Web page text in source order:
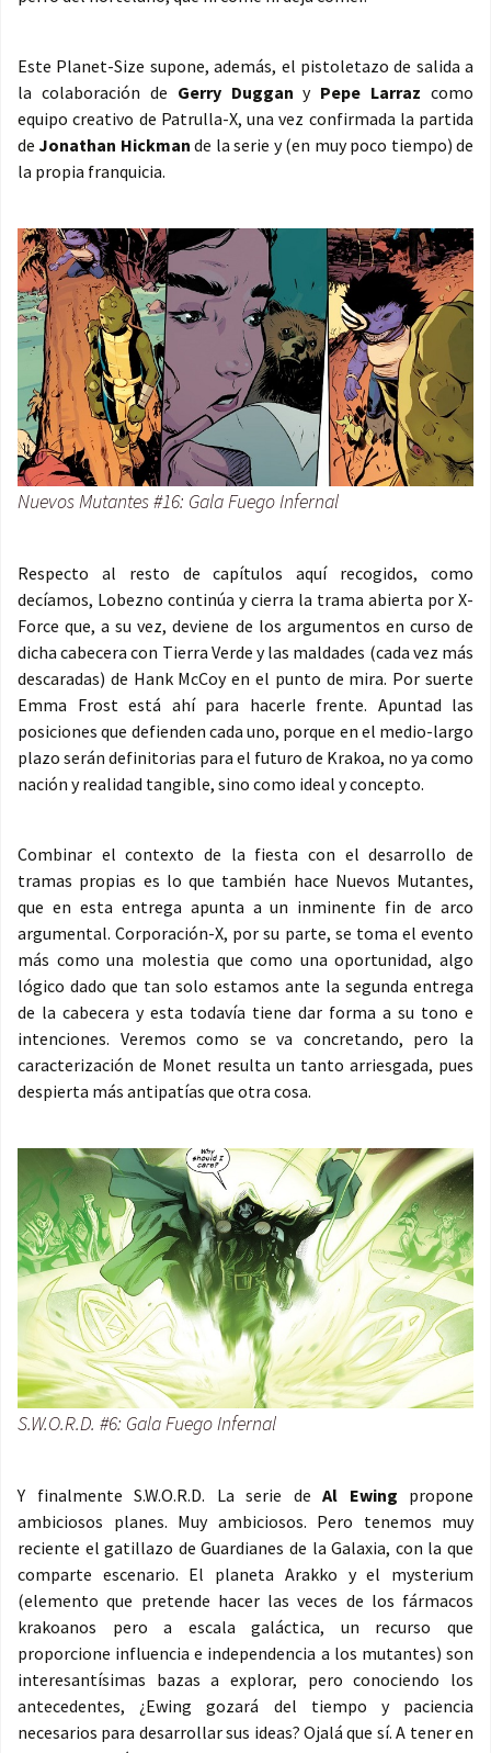
Este Planet-Size supone, además, el pistoletazo de salida a
la colaboración de Gerry Duggan y Pepe Larraz como
equipo creativo de Patrulla-X, una vez confirmada la partida
deJonathan Hickman de la serie y (en muy poco tiempo) de
la propia franquicia.
Nuevos Mutantes #16: Gala Fuego Infernal
Respecto al resto de capítulos aquí recogidos, como
decíamos, Lobezno continúa y cierra la trama abierta por X-
Force que, a su vez, deviene de los argumentos en curso de
dicha cabecera con Tierra Verde y las maldades (cada vez más
descaradas) de Hank McCoy en el punto de mira. Por suerte
Emma Frost está ahí para hacerle frente. Apuntad las
posiciones que defienden cada uno, porque en el medio-largo
plazo serán definitorias para el futuro de Krakoa, no ya como
nación y realidad tangible, sino como ideal y concepto.
Combinar el contexto de la fiesta con el desarrollo de
tramas propias es lo que también hace Nuevos Mutantes,
que en esta entrega apunta a un inminente fin de arco
argumental. Corporación-X, por su parte, se toma el evento
más como una molestia que como una oportunidad, algo
lógico dado que tan solo estamos ante la segunda entrega
de la cabecera y esta todavía tiene dar forma a su tono e
intenciones. Veremos como se va concretando, pero la
caracterización de Monet resulta un tanto arriesgada, pues
despierta más antipatías que otra cosa.
S.W.O.R.D. #6: Gala Fuego Infernal
Y finalmente S.W.O.R.D. La serie de Al Ewing propone
ambiciosos planes. Muy ambiciosos. Pero tenemos muy
reciente el gatillazo de Guardianes de la Galaxia, con la que
comparte escenario. El planeta Arakko y el mysterium
(elemento que pretende hacer las veces de los fármacos
krakoanos pero a escala galáctica, un recurso que
proporcione influencia e independencia a los mutantes) son
interesantísimas bazas a explorar, pero conociendo los
antecedentes, ¿Ewing gozará del tiempo y paciencia
necesarios para desarrollar sus ideas? Ojalá que sí. A tener en